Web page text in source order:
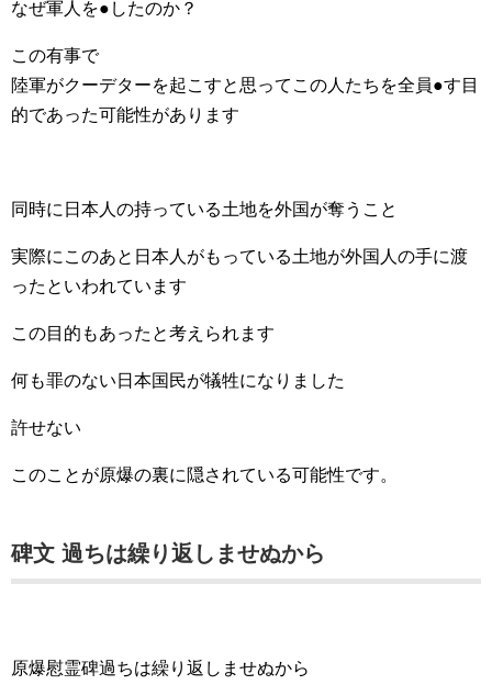
なぜ軍人を●したのか？
この有事で
陸軍がクーデターを起こすと思ってこの人たちを全員●す目
的であった可能性があります
同時に日本人の持っている土地を外国が奪うこと
実際にこのあと日本人がもっている土地が外国人の手に渡
ったといわれています
この目的もあったと考えられます
何も罪のない日本国民が犠牲になりました
許せない
このことが原爆の裏に隠されている可能性です。
碑文 過ちは繰り返しませぬから
原爆慰霊碑過ちは繰り返しませぬから